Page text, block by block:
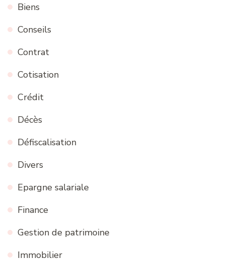
Biens
Conseils
Contrat
Cotisation
Crédit
Décès
Défiscalisation
Divers
Epargne salariale
Finance
Gestion de patrimoine
Immobilier